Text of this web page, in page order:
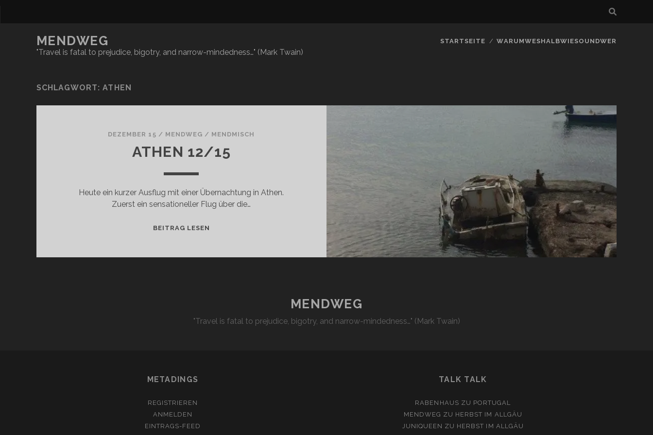
MENDWEG
"Travel is fatal to prejudice, bigotry, and narrow-mindedness…" (Mark Twain)
STARTSEITE WARUMWESHALBWIESOUNDWER
SCHLAGWORT:ATHEN
DEZEMBER 15 / MENDWEG / MENDMISCH
ATHEN 12/15
Heute ein kurzer Ausflug mit einer Übernachtung in Athen.
Zuerst ein sensationeller Flug über die…
BEITRAG LESEN
MENDWEG
"Travel is fatal to prejudice, bigotry, and narrow-mindedness…" (Mark Twain)
METADINGS
REGISTRIEREN
ANMELDEN
EINTRAGS-FEED
TALK TALK
RABENHAUS ZU PORTUGAL
MENDWEG ZU HERBST IM ALLGÄU
JUNIQUEEN ZU HERBST IM ALLGÄU